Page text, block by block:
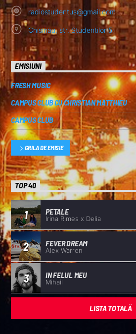
radiostudentus@gmail.com
Chisinau, str. Studentilor 5
EMISIUNI
FRESH MUSIC
CAMPUS CLUB CU CHRISTIAN MATTHIEU
CAMPUS CLUB
GRILA DE EMISIE
TOP 40
1 PETALE
Irina Rimes x Delia
2 FEVER DREAM
Alex Warren
3 IN FELUL MEU
Mihail
LISTA TOTALĂ